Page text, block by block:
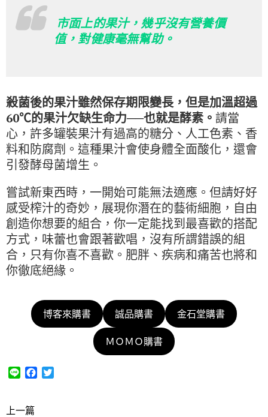
市面上的果汁，幾乎沒有營養價
值，對健康毫無幫助。
殺菌後的果汁雖然保存期限變長，但是加溫超過
60℃的果汁欠缺生命力──也就是酵素。 請當
心，許多罐裝果汁有過高的糖分、人工色素、香
料和防腐劑。這種果汁會使身體全面酸化，還會
引發酵母菌增生。
嘗試新東西時，一開始可能無法適應。但請好好
感受榨汁的奇妙，展現你潛在的藝術細胞，自由
創造你想要的組合，你一定能找到最喜歡的搭配
方式，味蕾也會跟著歡唱，沒有所謂錯誤的組
合，只有你喜不喜歡。肥胖、疾病和痛苦也將和
你徹底絕緣。
博客來購書 誠品購書 金石堂購書
ＭＯＭＯ購書
e
上一篇